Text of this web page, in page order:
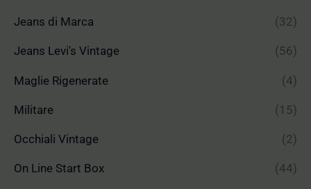
Jeans di Marca (32)
Jeans Levi's Vintage (56)
Maglie Rigenerate (4)
Militare (15)
Occhiali Vintage (2)
On Line Start Box (44)